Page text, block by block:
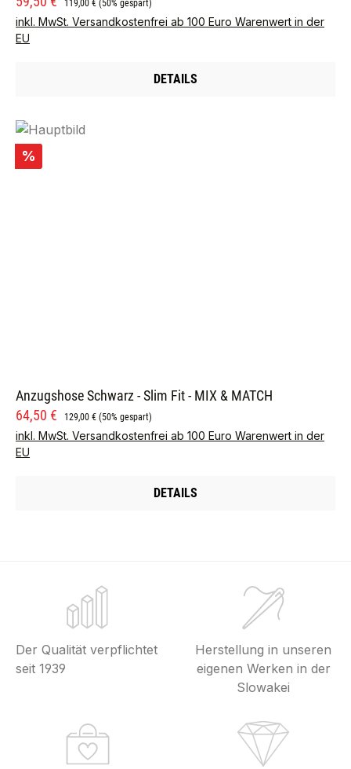
119,00 € (50% gespart)
inkl. MwSt. Versandkostenfrei ab 100 Euro Warenwert in der
EU
DETAILS
Rabatt
%
Anzugshose Schwarz - Slim Fit - MIX & MATCH
Verkaufspreis:
64,50 € Regulärer Preis:
129,00 € (50% gespart)
inkl. MwSt. Versandkostenfrei ab 100 Euro Warenwert in der
EU
DETAILS
Der Qualität verpflichtet
seit 1939
Herstellung in unseren
eigenen Werken in der
Slowakei